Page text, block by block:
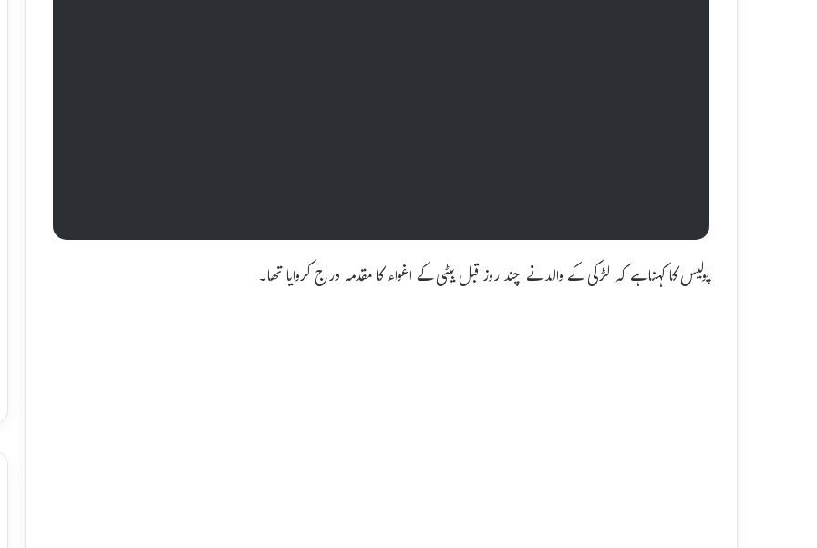
پولیس کا کہنا ہے کہ لڑکی کے والد نے چند روز قبل بیٹی کے اغواء کا مقدمہ درج کروایا تھا۔